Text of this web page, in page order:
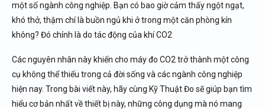
một số ngành công nghiệp. Bạn có bao giờ cảm thấy ngột ngạt,
khó thở, thậm chí là buồn ngủ khi ở trong một căn phòng kín
không? Đó chính là do tác động của khí CO2
Các nguyên nhân này khiến cho máy đo CO2 trở thành một công
cụ không thể thiếu trong cả đời sống và các ngành công nghiệp
hiện nay. Trong bài viết này, hãy cùng Kỹ Thuật Đo sẽ giúp bạn tìm
hiểu cơ bản nhất về thiết bị này, những công dụng mà nó mang